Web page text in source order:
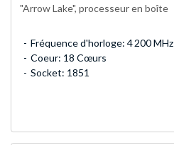
"Arrow Lake", processeur en boîte
Fréquence d'horloge: 4 200 MHz
Coeur: 18 Cœurs
Socket: 1851